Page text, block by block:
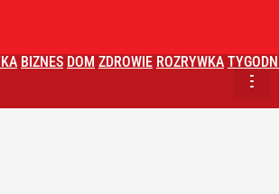
BIZNES DOM ZDROWIE ROZRYWKA